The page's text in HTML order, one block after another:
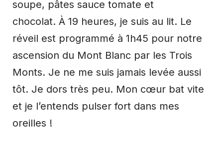
soupe, pâtes sauce tomate et
chocolat. À 19 heures, je suis au lit. Le
réveil est programmé à 1h45 pour notre
ascension du Mont Blanc par les Trois
Monts. Je ne me suis jamais levée aussi
tôt. Je dors très peu. Mon cœur bat vite
et je l’entends pulser fort dans mes
oreilles !